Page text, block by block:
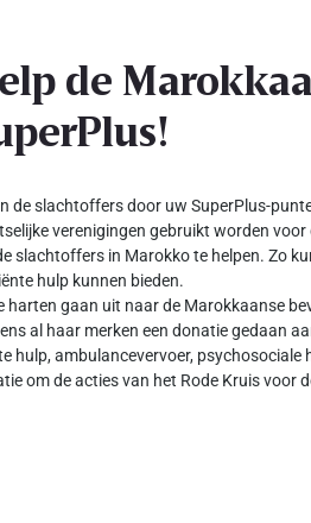
de
de slachtoffers door uw SuperPlus-
verenigingen gebruikt worden
slachtoffers in Marokko te helpen. Zo
hulp kunnen bieden.
harten gaan uit naar de Marokkaanse
al haar merken een donatie gedaan
hulp, ambulancevervoer, psychosociale
om de acties van het Rode Kruis voor